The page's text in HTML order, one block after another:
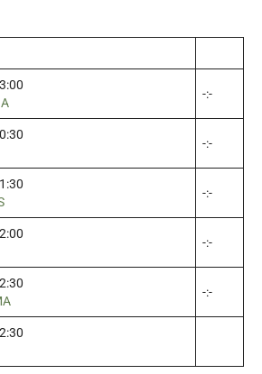
-:-
-:-
-:-
-:-
-:-